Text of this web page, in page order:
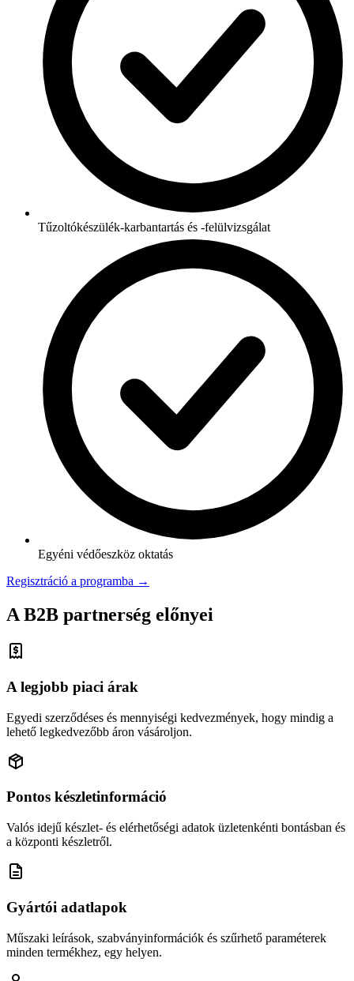
Tűzoltókészülék-karbantartás és -felülvizsgálat
Egyéni védőeszköz oktatás
Regisztráció a programba →
A B2B partnerség előnyei
A legjobb piaci árak
Egyedi szerződéses és mennyiségi kedvezmények, hogy mindig a
lehető legkedvezőbb áron vásároljon.
Pontos készletinformáció
Valós idejű készlet- és elérhetőségi adatok üzletenkénti bontásban és
a központi készletről.
Gyártói adatlapok
Műszaki leírások, szabványinformációk és szűrhető paraméterek
minden termékhez, egy helyen.